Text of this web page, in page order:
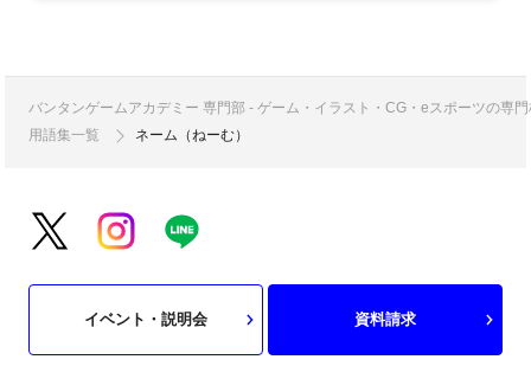
バンタンゲームアカデミー 専門部 - ゲーム・イラスト・CG・eスポーツの専
用語集一覧
ネーム（ねーむ）
イベント・説明会 資料請求